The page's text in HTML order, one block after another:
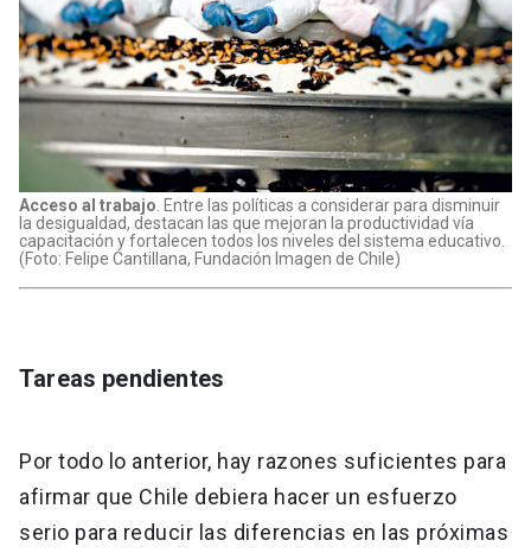
Acceso al trabajo . Entre las políticas a considerar para disminuir
la desigualdad, destacan las que mejoran la productividad vía
capacitación y fortalecen todos los niveles del sistema educativo.
(Foto: Felipe Cantillana, Fundación Imagen de Chile)
Tareas pendientes
Por todo lo anterior, hay razones suficientes para
afirmar que Chile debiera hacer un esfuerzo
serio para reducir las diferencias en las próximas